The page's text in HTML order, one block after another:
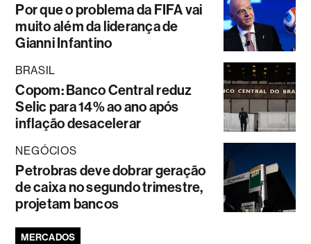
Por que o problema da FIFA vai
muito além da liderança de
Gianni Infantino
BRASIL
Copom: Banco Central reduz
Selic para 14% ao ano após
inflação desacelerar
NEGÓCIOS
Petrobras deve dobrar geração
de caixa no segundo trimestre,
projetam bancos
MERCADOS